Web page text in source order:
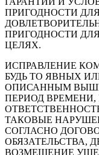
ПРИГОДНОСТИ
ПРИГОДНОСТИ
ЦЕЛЯХ.
ИСПРАВЛЕНИЕ
БУДЬ ТО ЯВНЫХ
ОПИСАННЫМ
ПЕРИОД
ТАКОВЫЕ
СОГЛАСНО
ОБЯЗАТЕЛЬСТВА,
ВОЗМЕЩЕНИЕ